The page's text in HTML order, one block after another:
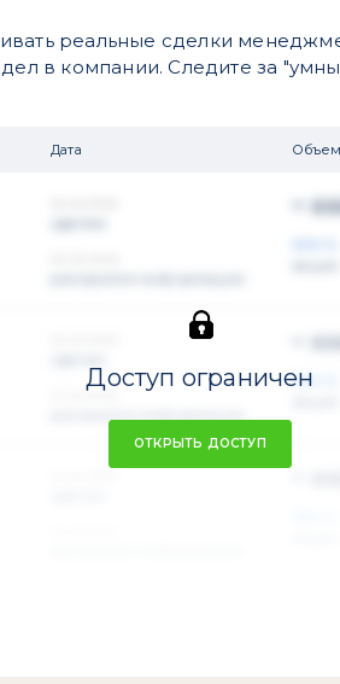
реальные сделки
в компании. Следите за
Дата
~
xx.xx.xxxx
~
XXX %
Доступ ограничен
ОТКРЫТЬ ДОСТУП